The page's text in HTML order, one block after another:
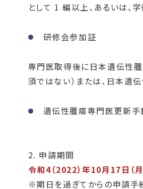
として 1 編以上、あるいは
研修会参加証
専門医取得後に日本遺伝性
須ではない）または、日本遺
遺伝性腫瘍専門医更新手
2. 申請期間
令和4（2022）年10月 17日（
※期日を過ぎてからの申請手